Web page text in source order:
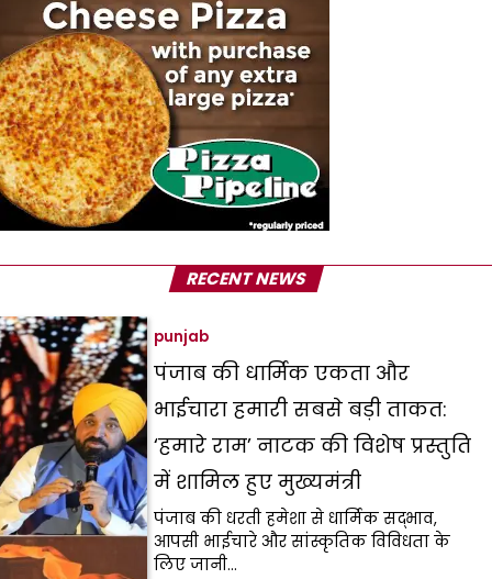
RECENT NEWS
punjab
पंजाब की धार्मिक एकता और
भाईचारा हमारी सबसे बड़ी ताकत:
‘हमारे राम’ नाटक की विशेष प्रस्तुति
में शामिल हुए मुख्यमंत्री
पंजाब की धरती हमेशा से धार्मिक सद्भाव,
आपसी भाईचारे और सांस्कृतिक विविधता के
लिए जानी…